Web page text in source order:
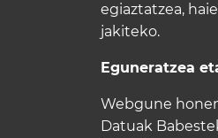
egiaztatzea,
jakiteko.
Eguneratzea
Webgune
Datuak